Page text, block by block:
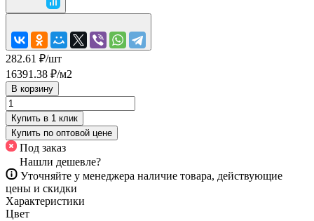
282.61 ₽/шт
16391.38 ₽/м2
В корзину
Купить в 1 клик
Купить по оптовой цене
Под заказ
Нашли дешевле?
Уточняйте у менеджера наличие товара, действующие
цены и скидки
Характеристики
Цвет